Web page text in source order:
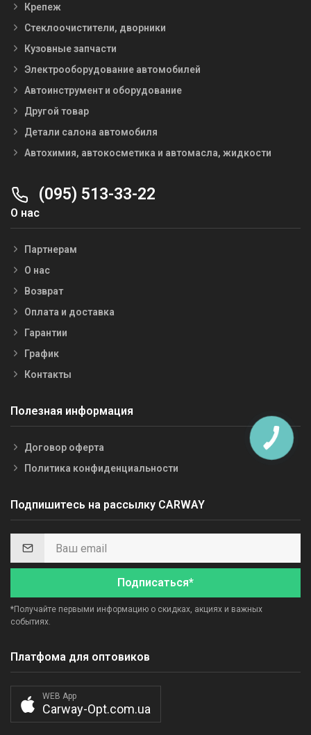
Крепеж
Стеклоочистители, дворники
Кузовные запчасти
Электрооборудование автомобилей
Автоинструмент и оборудование
Другой товар
Детали салона автомобиля
Автохимия, автокосметика и автомасла, жидкости
(095) 513-33-22
О нас
Партнерам
О нас
Возврат
Оплата и доставка
Гарантии
График
Контакты
Полезная информация
Договор оферта
Политика конфиденциальности
Подпишитесь на рассылку CARWAY
Подписаться*
*Получайте первыми информацию о скидках, акциях и важных
событиях.
Платфома для оптовиков
WEB App
Carway-Opt.com.ua